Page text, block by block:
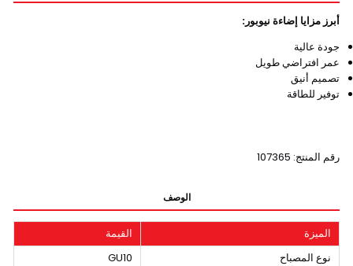
أبرز مزايا إضاءة نيوبور:
جودة عالية
عمر افتراضي طويل
تصميم أنيق
توفير للطاقة
رقم المنتج: 107365
الوصف
الميزة
القيمة
نوع المصباح
GU10